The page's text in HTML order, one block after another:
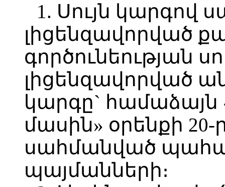
1. Սույն կարգով
լիցենզավորված
գործունեության
լիցենզավորված
կարգը` համաձայն
մասին» օրենքի
սահմանված
պայմանների։